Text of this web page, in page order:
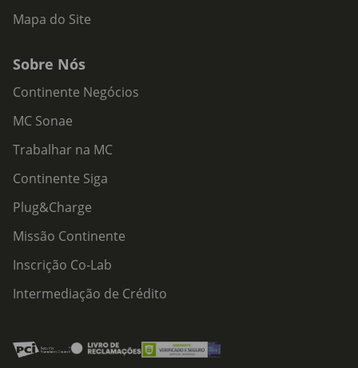
Mapa do Site
Sobre Nós
Continente Negócios
MC Sonae
Trabalhar na MC
Continente Siga
Plug&Charge
Missão Continente
Inscrição Co-Lab
Intermediação de Crédito